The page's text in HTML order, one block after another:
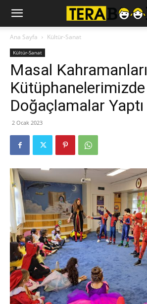
Ana Sayfa Kültür-Sanat
Kültür-Sanat
Masal Kahramanları
Kütüphanelerimizde
Doğaçlamalar Yaptı
2 Ocak 2023